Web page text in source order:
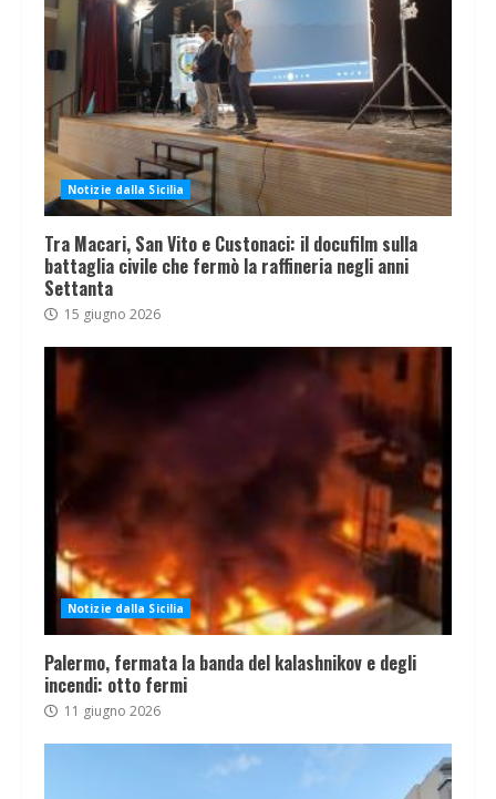
Notizie dalla Sicilia
Tra Macari, San Vito e Custonaci: il docufilm sulla
battaglia civile che fermò la raffineria negli anni
Settanta
15 giugno 2026
Notizie dalla Sicilia
Palermo, fermata la banda del kalashnikov e degli
incendi: otto fermi
11 giugno 2026